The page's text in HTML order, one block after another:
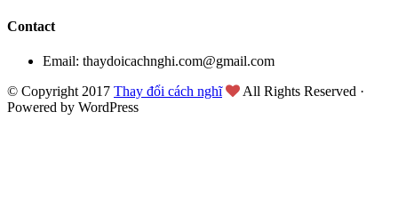
Contact
Email: thaydoicachnghi.com@gmail.com
© Copyright 2017 Thay đổi cách nghĩ
All Rights Reserved ·
Powered by WordPress